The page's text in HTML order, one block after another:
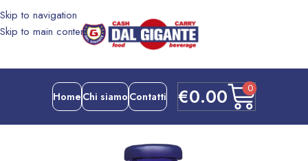
Skip to navigation
Skip to main content
€0.00 0
Home Chi siamo Contatti